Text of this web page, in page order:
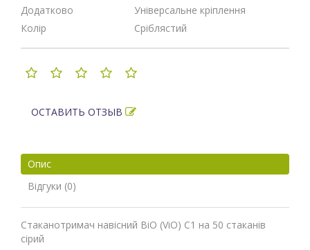
Додатково
Універсальне кріплення
Колір
Сріблястий
ОСТАВИТЬ ОТЗЫВ
Опис
Відгуки (0)
Стаканотримач навісний ВіО (ViO) С1 на 50 стаканів
сірий